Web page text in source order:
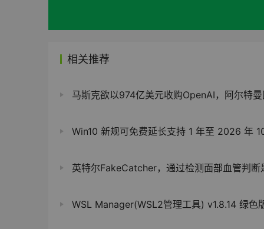
相关推荐
马斯克欲以974亿美元收购OpenAI，阿尔特曼回应“不卖”并反提
Win10 新规可免费延长支持 1 年至 2026 年 10 月：同步微软
英特尔FakeCatcher，通过检测面部血管判断是否
WSL Manager(WSL2管理工具) v1.8.14 绿色